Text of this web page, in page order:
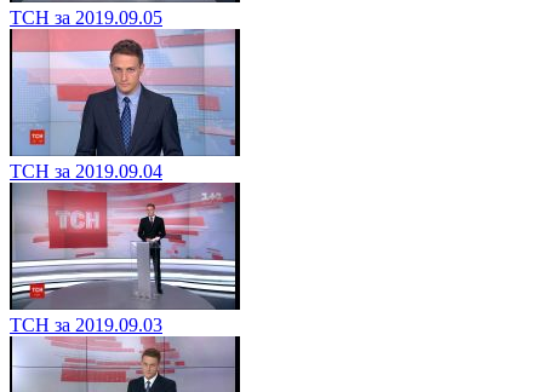
ТСН за 2019.09.05
ТСН за 2019.09.04
ТСН за 2019.09.03